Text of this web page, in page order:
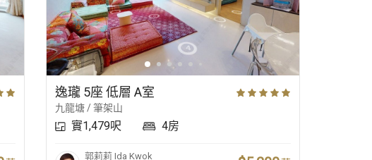
逸瓏 5座 低層 A室
九龍塘 / 筆架山
實1,479呎 4房
郭莉莉 Ida Kwok